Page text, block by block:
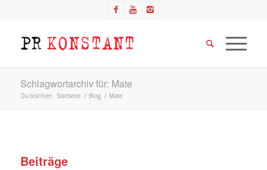
Schlagwortarchiv für: Mate
Du bist hier: Startseite / Blog / Mate
Beiträge